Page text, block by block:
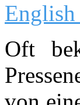
Oft